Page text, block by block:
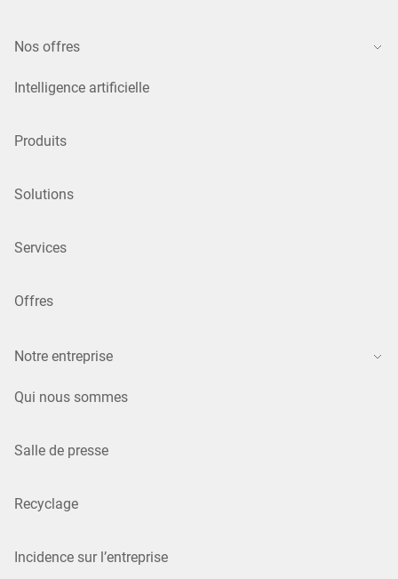
Nos offres
Intelligence artificielle
Produits
Solutions
Services
Offres
Notre entreprise
Qui nous sommes
Salle de presse
Recyclage
Incidence sur l’entreprise